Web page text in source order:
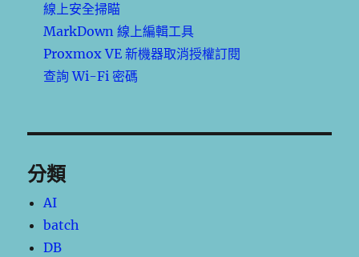
線上安全掃瞄
MarkDown 線上編輯工具
Proxmox VE 新機器取消授權訂閱
查詢 Wi-Fi 密碼
分類
AI
batch
DB